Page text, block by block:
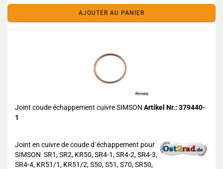
AJOUTER AU PANIER
Joint coude échappement cuivre SIMSON Artikel Nr.: 379440-
1
Joint en cuivre de coude d´échappement pour
SIMSON SR1, SR2, KR50, SR4-1, SR4-2, SR4-3,
SR4-4, KR51/1, KR51/2, S50, S51, S70, SR50,